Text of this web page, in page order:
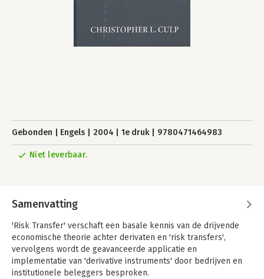
Gebonden Engels 2004 1e druk 9780471464983
Niet leverbaar.
Samenvatting
'Risk Transfer' verschaft een basale kennis van de drijvende
economische theorie achter derivaten en 'risk transfers',
vervolgens wordt de geavanceerde applicatie en
implementatie van 'derivative instruments' door bedrijven en
institutionele beleggers besproken.